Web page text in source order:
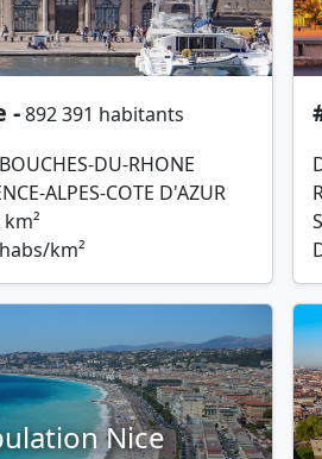
-892 391 habitants
DU-RHONE
ALPES-COTE D'AZUR
km²
Nice